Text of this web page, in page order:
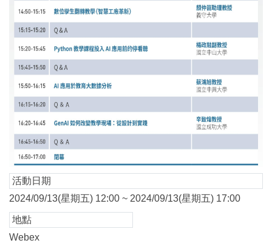
活動日期
2024/09/13(星期五) 12:00 ~ 2024/09/13(星期五) 17:00
地點
Webex